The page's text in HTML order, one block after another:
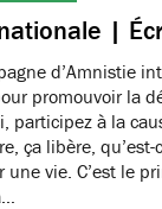
|
d’Amnistie
promouvoir la
participez à la
ça libère, qu’est-
une vie. C’est le